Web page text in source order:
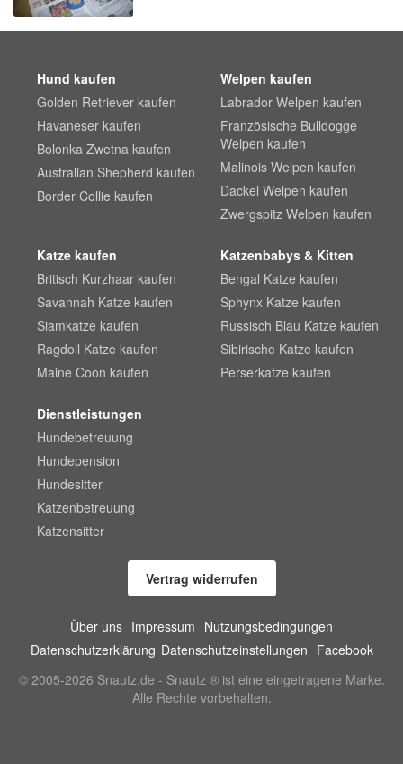
Hund kaufen
Golden Retriever kaufen
Havaneser kaufen
Bolonka Zwetna kaufen
Australian Shepherd kaufen
Border Collie kaufen
Welpen kaufen
Labrador Welpen kaufen
Französische Bulldogge
Welpen kaufen
Malinois Welpen kaufen
Dackel Welpen kaufen
Zwergspitz Welpen kaufen
Katze kaufen
Britisch Kurzhaar kaufen
Savannah Katze kaufen
Siamkatze kaufen
Ragdoll Katze kaufen
Maine Coon kaufen
Katzenbabys & Kitten
Bengal Katze kaufen
Sphynx Katze kaufen
Russisch Blau Katze kaufen
Sibirische Katze kaufen
Perserkatze kaufen
Dienstleistungen
Hundebetreuung
Hundepension
Hundesitter
Katzenbetreuung
Katzensitter
Vertrag widerrufen
Über uns Impressum Nutzungsbedingungen
Datenschutzerklärung Datenschutzeinstellungen Facebook
© 2005-2026 Snautz.de - Snautz ® ist eine eingetragene Marke.
Alle Rechte vorbehalten.